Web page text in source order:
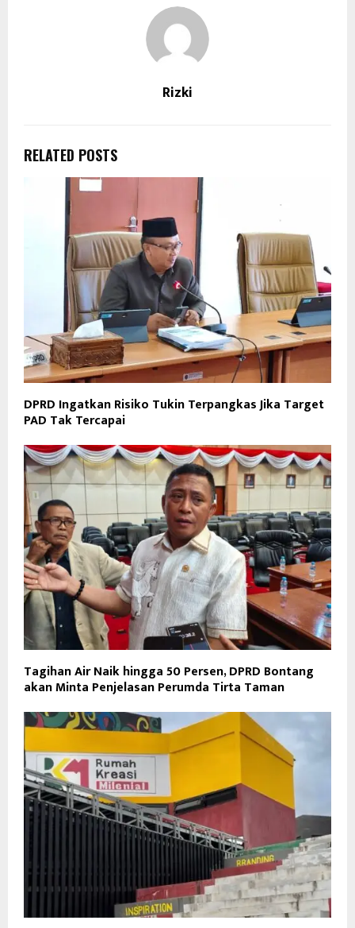
Rizki
RELATED POSTS
DPRD Ingatkan Risiko Tukin Terpangkas Jika Target
PAD Tak Tercapai
Tagihan Air Naik hingga 50 Persen, DPRD Bontang
akan Minta Penjelasan Perumda Tirta Taman